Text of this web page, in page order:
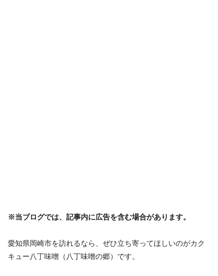
※当ブログでは、記事内に広告を含む場合があります。
愛知県岡崎市を訪れるなら、ぜひ立ち寄ってほしいのがカク
キュー八丁味噌（八丁味噌の郷）です。